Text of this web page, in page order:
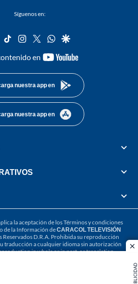
PUBLICIDAD
Síguenos en:
facebook
tiktok instagram
twitterwhatsapp
google
en
youtube-
nuestra app en
nuestra app en
la aceptación de losTérminos y condiciones
de la Información deCARACOL TELEVISIÓN
Reservados D.R.A. Prohibida su reproducción
traducción a cualquier idioma sin autorización
in whole or in part, or translation